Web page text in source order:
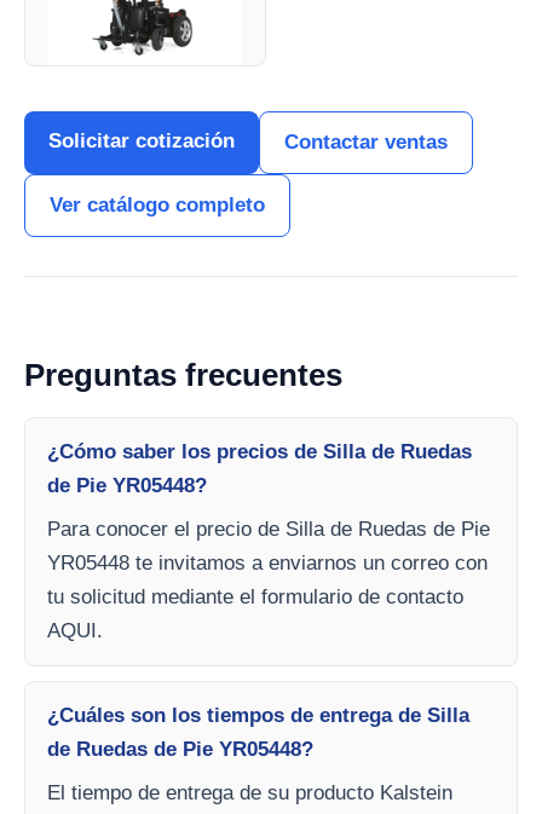
Solicitar cotización Contactar ventas
Ver catálogo completo
Preguntas frecuentes
¿Cómo saber los precios de Silla de Ruedas
de Pie YR05448?
Para conocer el precio de Silla de Ruedas de Pie
YR05448 te invitamos a enviarnos un correo con
tu solicitud mediante el formulario de contacto
AQUI.
¿Cuáles son los tiempos de entrega de Silla
de Ruedas de Pie YR05448?
El tiempo de entrega de su producto Kalstein